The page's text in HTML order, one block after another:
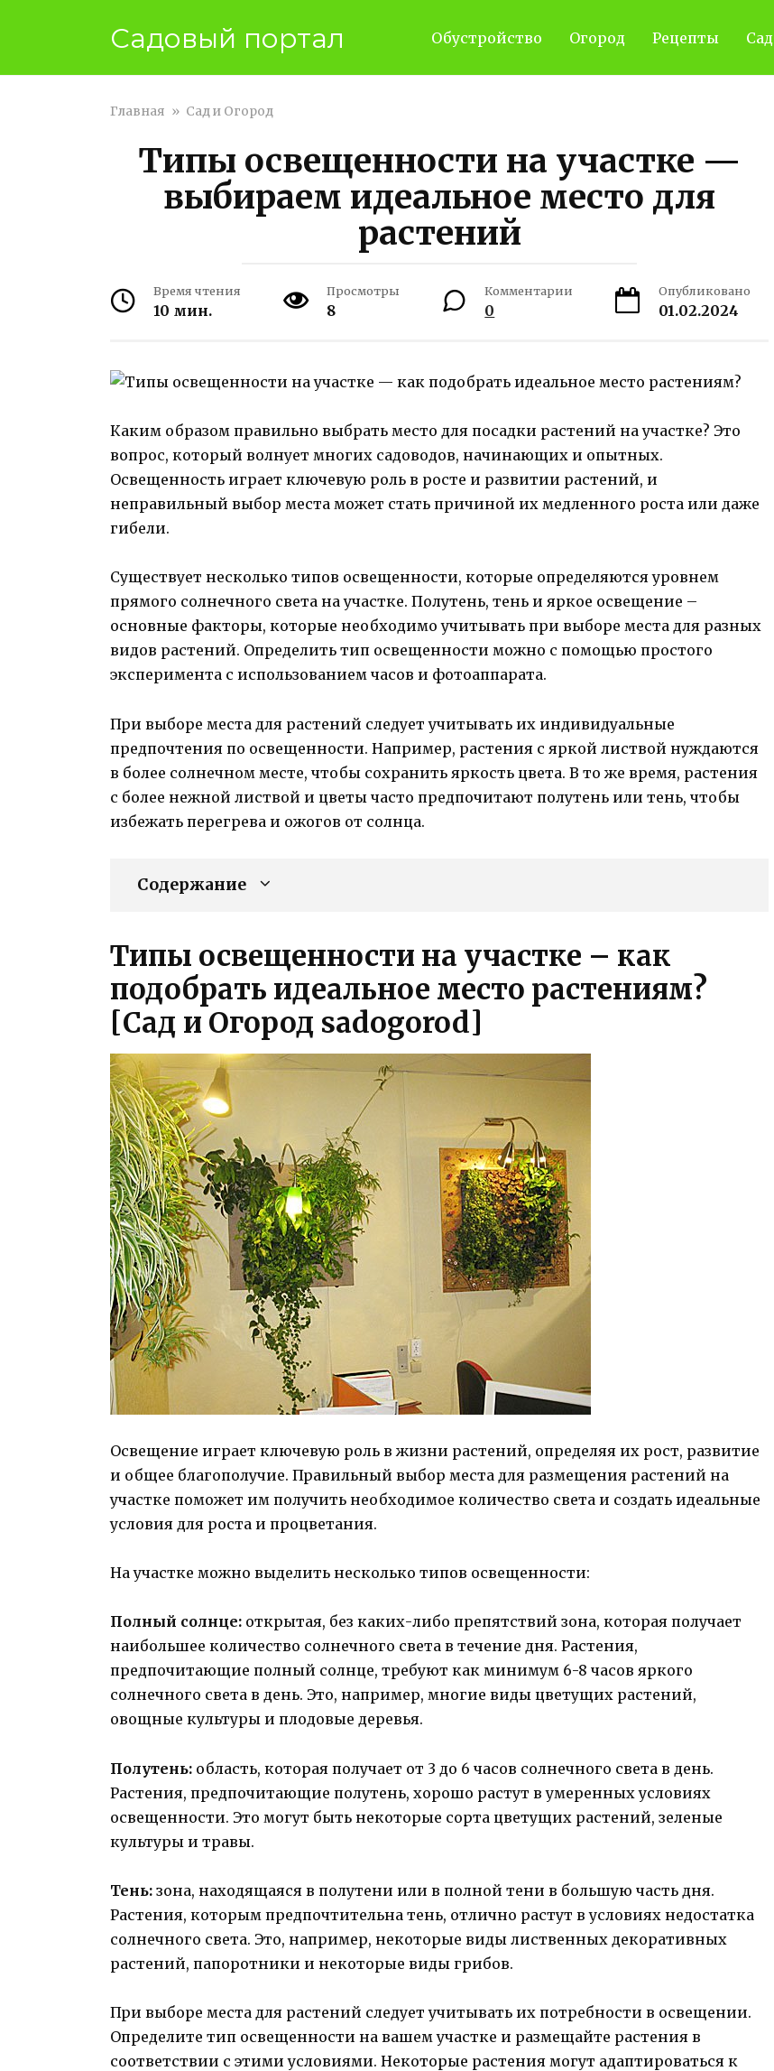
Садовый портал Обустройство Огород Рецепты Сад
Главная » Сад и Огород
Типы освещенности на участке —
выбираем идеальное место для
растений
Время чтения
10 мин.
Просмотры
8
Комментарии
0
Опубликовано
01.02.2024
Каким образом правильно выбрать место для посадки растений на участке? Это
вопрос, который волнует многих садоводов, начинающих и опытных.
Освещенность играет ключевую роль в росте и развитии растений, и
неправильный выбор места может стать причиной их медленного роста или даже
гибели.
Существует несколько типов освещенности, которые определяются уровнем
прямого солнечного света на участке. Полутень, тень и яркое освещение –
основные факторы, которые необходимо учитывать при выборе места для разных
видов растений. Определить тип освещенности можно с помощью простого
эксперимента с использованием часов и фотоаппарата.
При выборе места для растений следует учитывать их индивидуальные
предпочтения по освещенности. Например, растения с яркой листвой нуждаются
в более солнечном месте, чтобы сохранить яркость цвета. В то же время, растения
с более нежной листвой и цветы часто предпочитают полутень или тень, чтобы
избежать перегрева и ожогов от солнца.
Содержание
Типы освещенности на участке – как
подобрать идеальное место растениям?
[Сад и Огород sadogorod]
Освещение играет ключевую роль в жизни растений, определяя их рост, развитие
и общее благополучие. Правильный выбор места для размещения растений на
участке поможет им получить необходимое количество света и создать идеальные
условия для роста и процветания.
На участке можно выделить несколько типов освещенности:
Полный солнце: открытая, без каких-либо препятствий зона, которая получает
наибольшее количество солнечного света в течение дня. Растения,
предпочитающие полный солнце, требуют как минимум 6-8 часов яркого
солнечного света в день. Это, например, многие виды цветущих растений,
овощные культуры и плодовые деревья.
Полутень: область, которая получает от 3 до 6 часов солнечного света в день.
Растения, предпочитающие полутень, хорошо растут в умеренных условиях
освещенности. Это могут быть некоторые сорта цветущих растений, зеленые
культуры и травы.
Тень: зона, находящаяся в полутени или в полной тени в большую часть дня.
Растения, которым предпочтительна тень, отлично растут в условиях недостатка
солнечного света. Это, например, некоторые виды лиственных декоративных
растений, папоротники и некоторые виды грибов.
При выборе места для растений следует учитывать их потребности в освещении.
Определите тип освещенности на вашем участке и размещайте растения в
соответствии с этими условиями. Некоторые растения могут адаптироваться к